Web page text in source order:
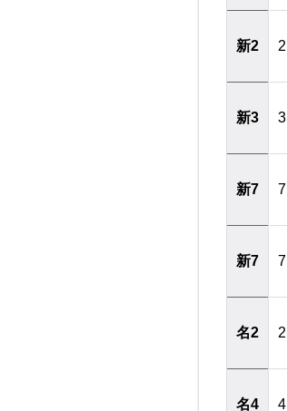
新2 2
新3 3
新7 7
新7 7
名2 2
名4 4